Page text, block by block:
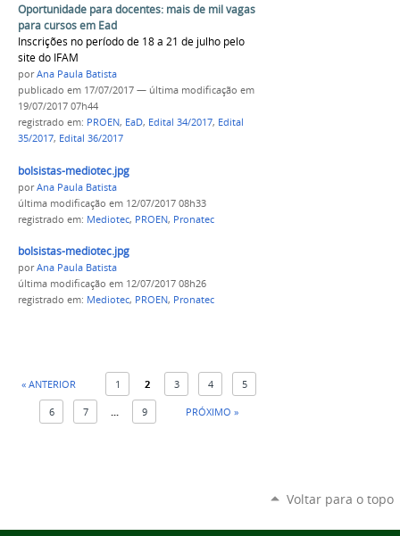
Oportunidade para docentes: mais de mil vagas
para cursos em Ead
Inscrições no período de 18 a 21 de julho pelo
site do IFAM
porAna Paula Batista
publicado em 17/07/2017 — última modificação em
19/07/2017 07h44
registrado em: PROEN, EaD, Edital 34/2017, Edital
35/2017, Edital 36/2017
bolsistas-mediotec.jpg
porAna Paula Batista
última modificação em 12/07/2017 08h33
registrado em: Mediotec, PROEN, Pronatec
bolsistas-mediotec.jpg
porAna Paula Batista
última modificação em 12/07/2017 08h26
registrado em: Mediotec, PROEN, Pronatec
« ANTERIOR 1 2 3 4 5
6 7 ... 9 PRÓXIMO »
Voltar para o topo